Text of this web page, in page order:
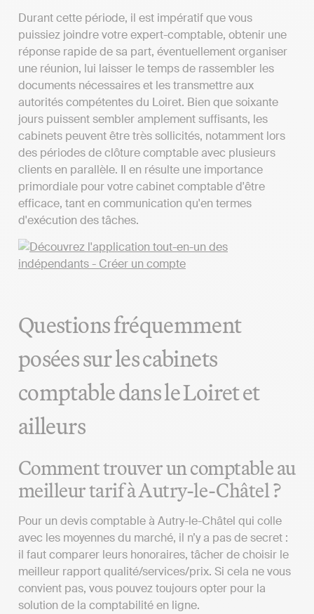
Durant cette période, il est impératif que vous
puissiez joindre votre expert-comptable, obtenir une
réponse rapide de sa part, éventuellement organiser
une réunion, lui laisser le temps de rassembler les
documents nécessaires et les transmettre aux
autorités compétentes du Loiret. Bien que soixante
jours puissent sembler amplement suffisants, les
cabinets peuvent être très sollicités, notamment lors
des périodes de clôture comptable avec plusieurs
clients en parallèle. Il en résulte une importance
primordiale pour votre cabinet comptable d'être
efficace, tant en communication qu'en termes
d'exécution des tâches.
Questions fréquemment
posées sur les cabinets
comptable dans le Loiret et
ailleurs
Comment trouver un comptable au
meilleur tarif à Autry-le-Châtel ?
Pour un devis comptable à Autry-le-Châtel qui colle
avec les moyennes du marché, il n’y a pas de secret :
il faut comparer leurs honoraires, tâcher de choisir le
meilleur rapport qualité/services/prix. Si cela ne vous
convient pas, vous pouvez toujours opter pour la
solution de la comptabilité en ligne.